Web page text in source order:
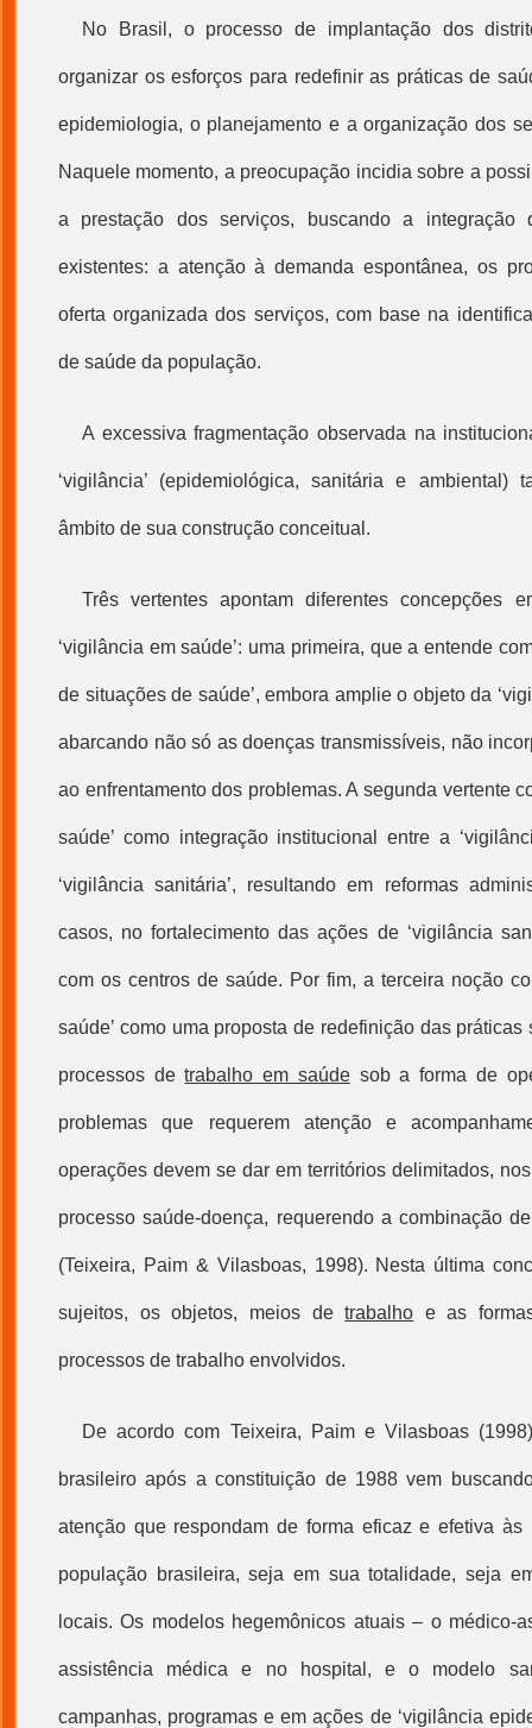
No Brasil, o processo de implantação dos
organizar os esforços para redefinir as práticas de
epidemiologia, o planejamento e a organização dos
Naquele momento, a preocupação incidia sobre a
a prestação dos serviços, buscando a integração
existentes: a atenção à demanda espontânea, os
oferta organizada dos serviços, com base na
de saúde da população.
A excessiva fragmentação observada na
‘vigilância’ (epidemiológica, sanitária e ambiental)
âmbito de sua construção conceitual.
Três vertentes apontam diferentes concepções
‘vigilância em saúde’: uma primeira, que a entende
de situações de saúde’, embora amplie o objeto da
abarcando não só as doenças transmissíveis, não
ao enfrentamento dos problemas. A segunda vertente
saúde’ como integração institucional entre a
‘vigilância sanitária’, resultando em reformas
casos, no fortalecimento das ações de ‘vigilância
com os centros de saúde. Por fim, a terceira noção
saúde’ como uma proposta de redefinição das
processos detrabalho em saúdesob a forma de
problemas que requerem atenção e
operações devem se dar em territórios delimitados,
processo saúde-doença, requerendo a combinação
(Teixeira, Paim & Vilasboas, 1998). Nesta última
sujeitos, os objetos, meios detrabalho e as
processos de trabalho envolvidos.
De acordo com Teixeira, Paim e Vilasboas
brasileiro após a constituição de 1988 vem
atenção que respondam de forma eficaz e efetiva às
população brasileira, seja em sua totalidade, seja
locais. Os modelos hegemônicos atuais – o médico-
assistência médica e no hospital, e o modelo
campanhas, programas e em ações de ‘vigilância